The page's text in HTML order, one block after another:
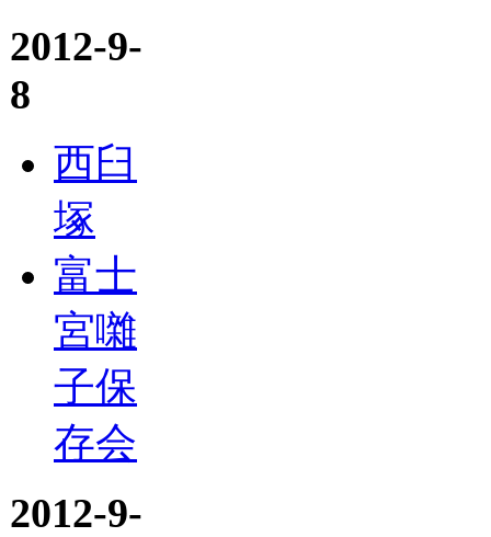
2012-9-
8
西臼
塚
富士
宮囃
子保
存会
2012-9-